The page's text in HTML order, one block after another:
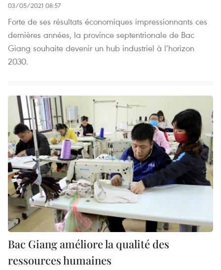
03/05/2021 08:57
Forte de ses résultats économiques impressionnants ces
dernières années, la province septentrionale de Bac
Giang souhaite devenir un hub industriel à l’horizon
2030.
Bac Giang améliore la qualité des
ressources humaines